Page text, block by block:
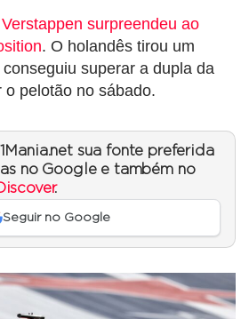
surpreendeu ao
. O holandês tirou um
superar a dupla da
o pelotão no sábado.
sua fonte preferida
no Google e também no
.
Seguir no Google